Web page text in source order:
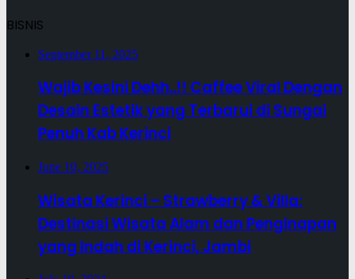
BISNIS
September 11, 2025
Wajib Kesini Dehh..!! Caffee Viral Dengan
Desain Estetik yang Terbarui di Sungai
Penuh Kab Kerinci
June 10, 2025
Wisata Kerinci – Strawberry & Villa:
Destinasi Wisata Alam dan Penginapan
yang Indah di Kerinci, Jambi